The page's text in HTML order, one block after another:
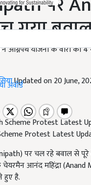
अवॉर्ड
गया
ने अग्निपथ योजना के वीरों
Updated on 20 June,
Protest Latest
पर चल रहे बवाल से
के चेयरमैन आनंद महिंद्रा
हुए है.